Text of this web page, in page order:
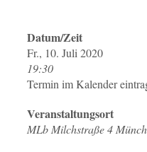
Datum/Zeit
Fr., 10. Juli 2020
19:30
Termin im Kalender
Veranstaltungsort
MLb Milchstraße 4